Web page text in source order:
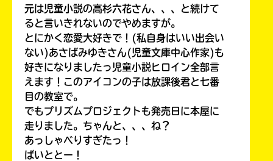
元は児童小説の高杉六花さん、、、と続けて
ると言いきれないのでやめますが。
とにかく恋愛大好きで！(私自身はいい出会い
ない)あさばみゆきさん(児童文庫中心作家)も
好きになりましたっ児童小説ヒロイン全部言
えます！このアイコンの子は放課後君と七番
目の教室で。
でもプリズムプロジェクトも発売日に本屋に
走りました。ちゃんと、、、ね？
あっしゃべりすぎたっ！
ばいととー！